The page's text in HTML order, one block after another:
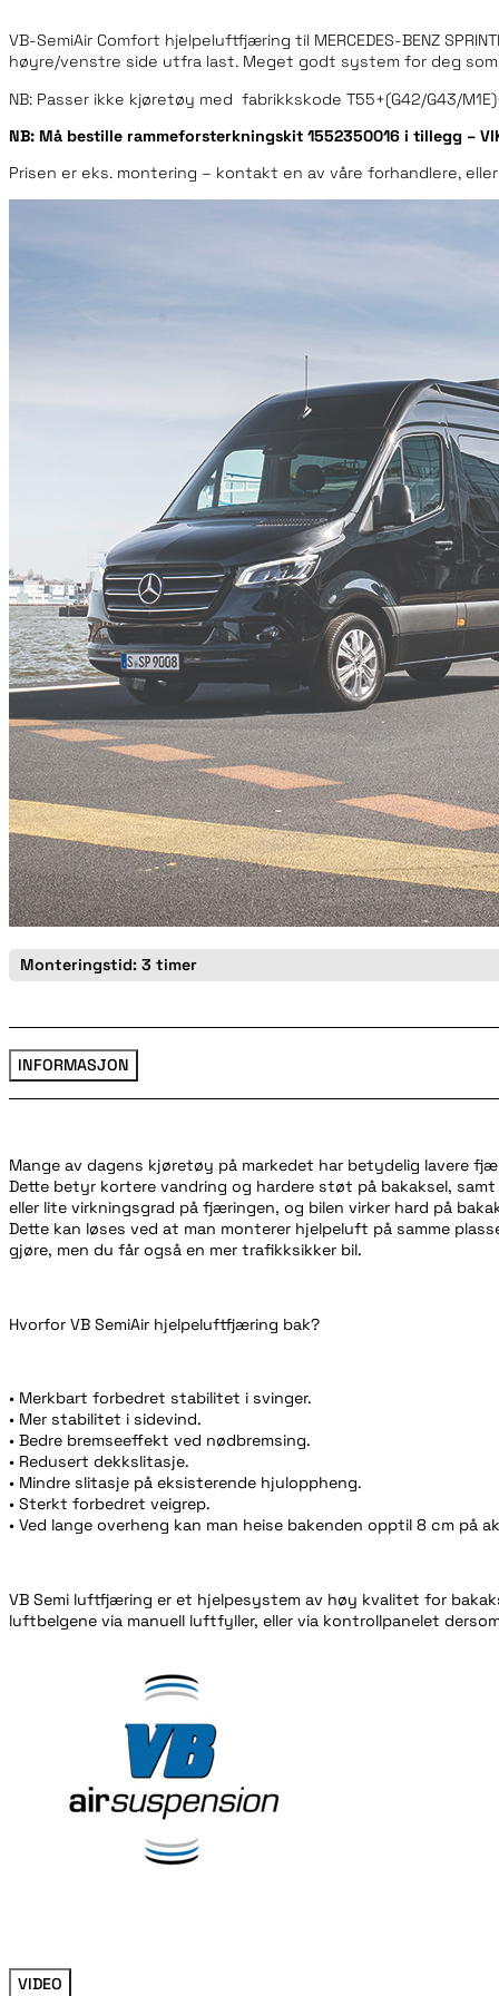
VB-SemiAir Comfort hjelpeluftfjæring til MERCEDES-BENZ
høyre/venstre side utfra last. Meget godt system for deg som
NB: Passer ikke kjøretøy med fabrikkskode T55+(G42/G43/
NB: Må bestille rammeforsterkningskit 1552350016 i tillegg –
Prisen er eks. montering – kontakt en av våre forhandlere,
Monteringstid: 3 timer
INFORMASJON
Mange av dagens kjøretøy på markedet har betydelig lavere
Dette betyr kortere vandring og hardere støt på bakaksel,
eller lite virkningsgrad på fjæringen, og bilen virker hard på
Dette kan løses ved at man monterer hjelpeluft på samme
gjøre, men du får også en mer trafikksikker bil.
Hvorfor VB SemiAir hjelpeluftfjæring bak?
• Merkbart forbedret stabilitet i svinger.
• Mer stabilitet i sidevind.
• Bedre bremseeffekt ved nødbremsing.
• Redusert dekkslitasje.
• Mindre slitasje på eksisterende hjuloppheng.
• Sterkt forbedret veigrep.
• Ved lange overheng kan man heise bakenden opptil 8 cm på
VB Semi luftfjæring er et hjelpesystem av høy kvalitet for
luftbelgene via manuell luftfyller, eller via kontrollpanelet
VIDEO